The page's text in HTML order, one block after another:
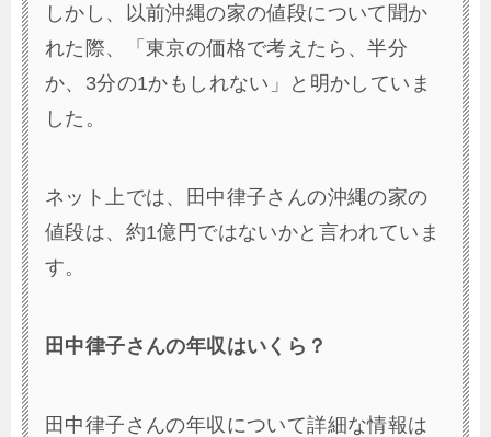
しかし、以前沖縄の家の値段について聞か
れた際、「東京の価格で考えたら、半分
か、3分の1かもしれない」と明かしていま
した。
ネット上では、田中律子さんの沖縄の家の
値段は、約1億円ではないかと言われていま
す。
田中律子さんの年収はいくら？
田中律子さんの年収について詳細な情報は